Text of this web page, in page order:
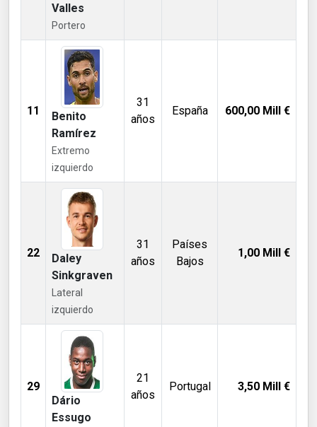
Valles
Portero
11
Benito
Ramírez
Extremo
izquierdo
31
años
España 600,00 Mill €
22
Daley
Sinkgraven
Lateral
izquierdo
31
años
Países
Bajos
1,00 Mill €
29
Dário
Essugo
21
años
Portugal 3,50 Mill €